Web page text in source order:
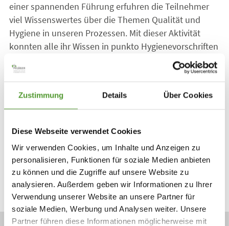
Zustimmung Details Über Cookies
Diese Webseite verwendet Cookies
Wir verwenden Cookies, um Inhalte und Anzeigen zu
personalisieren, Funktionen für soziale Medien anbieten
zu können und die Zugriffe auf unsere Website zu
analysieren. Außerdem geben wir Informationen zu Ihrer
Verwendung unserer Website an unsere Partner für
soziale Medien, Werbung und Analysen weiter. Unsere
Partner führen diese Informationen möglicherweise mit
einer spannenden Führung erfuhren die Teilnehmer
viel Wissenswertes über die Themen Qualität und
Hygiene in unseren Prozessen. Mit dieser Aktivität
konnten alle ihr Wissen in punkto Hygienevorschriften
auffrischen und wurden gleichzeitig für den eigenen
Tätigkeitsbereich sensibilisiert. Darüber hinaus hörten
Diese Mischung begeisterte und sorgte durch die Bank
für positives Feedback.
Zur News-Übersicht